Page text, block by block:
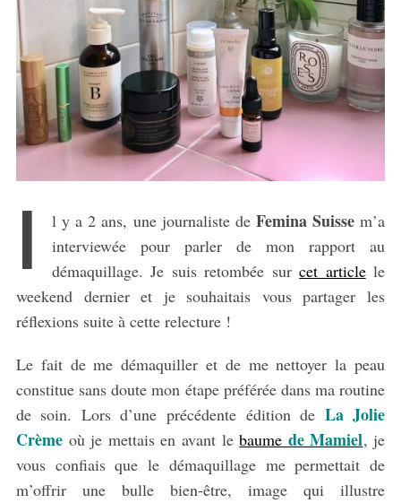
I l y a 2 ans, une journaliste de Femina Suissem’a
interviewée pour parler de mon rapport au
démaquillage. Je suis retombée surcet articlele
weekend dernier et je souhaitais vous partager les
réflexions suite à cette relecture !
Le fait de me démaquiller et de me nettoyer la peau
constitue sans doute mon étape préférée dans ma routine
de soin. Lors d’une précédente édition de La Jolie
Crème où je mettais en avant lebaume de Mamiel, je
vous confiais que le démaquillage me permettait de
m’offrir une bulle bien-être, image qui illustre